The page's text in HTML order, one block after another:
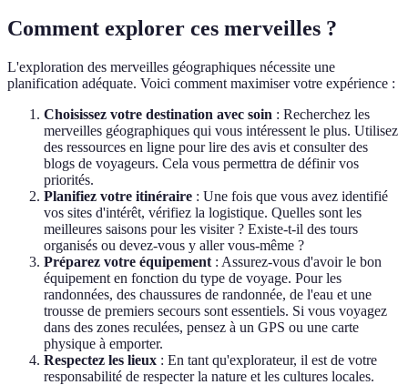
Comment explorer ces merveilles ?
L'exploration des merveilles géographiques nécessite une
planification adéquate. Voici comment maximiser votre expérience :
Choisissez votre destination avec soin : Recherchez les
merveilles géographiques qui vous intéressent le plus. Utilisez
des ressources en ligne pour lire des avis et consulter des
blogs de voyageurs. Cela vous permettra de définir vos
priorités.
Planifiez votre itinéraire : Une fois que vous avez identifié
vos sites d'intérêt, vérifiez la logistique. Quelles sont les
meilleures saisons pour les visiter ? Existe-t-il des tours
organisés ou devez-vous y aller vous-même ?
Préparez votre équipement : Assurez-vous d'avoir le bon
équipement en fonction du type de voyage. Pour les
randonnées, des chaussures de randonnée, de l'eau et une
trousse de premiers secours sont essentiels. Si vous voyagez
dans des zones reculées, pensez à un GPS ou une carte
physique à emporter.
Respectez les lieux : En tant qu'explorateur, il est de votre
responsabilité de respecter la nature et les cultures locales.